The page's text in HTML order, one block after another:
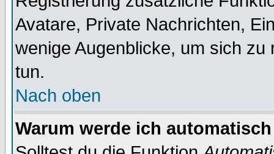
Avatare, Private Nachrichten,
wenige Augenblicke, um sich
tun.
Nach oben
Warum werde ich